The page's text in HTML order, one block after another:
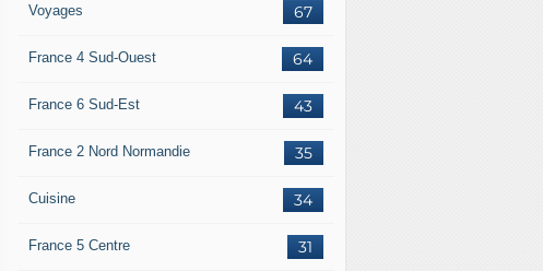
67
Voyages
64
France 4 Sud-Ouest
43
France 6 Sud-Est
35
France 2 Nord Normandie
34
Cuisine
31
France 5 Centre